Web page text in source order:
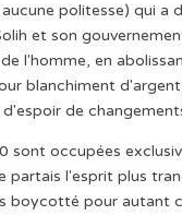
politesse) qui
et son
l'homme, en
blanchiment
de
sont occupées
l'esprit plus
boycotté pour